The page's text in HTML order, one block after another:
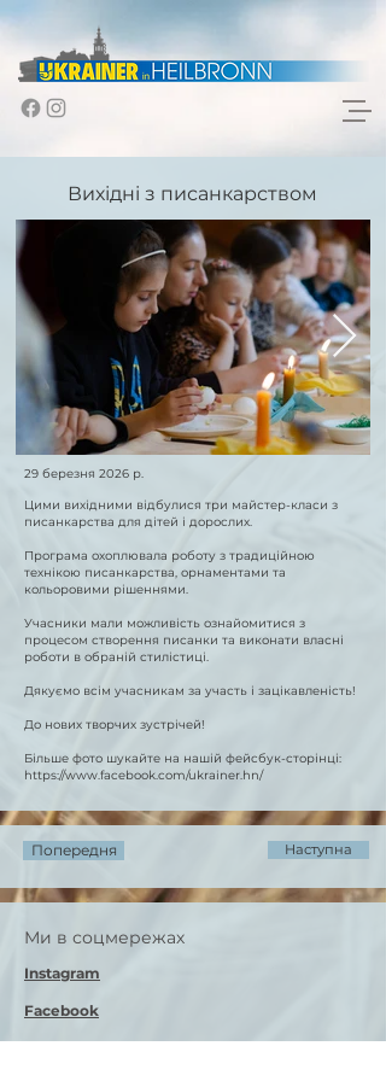
Вихідні з писанкарством
29 березня 2026 р.
Цими вихідними відбулися три майстер-класи з
писанкарства для дітей і дорослих.
Програма охоплювала роботу з традиційною
технікою писанкарства, орнаментами та
кольоровими рішеннями.
Учасники мали можливість ознайомитися з
процесом створення писанки та виконати власні
роботи в обраній стилістиці.
Дякуємо всім учасникам за участь і зацікавленість!
До нових творчих зустрічей!
Більше фото шукайте на нашій фейсбук-сторінці:
https://www.facebook.com/ukrainer.hn/
Попередня Наступна
Ми в соцмережах
Instagram
Facebook